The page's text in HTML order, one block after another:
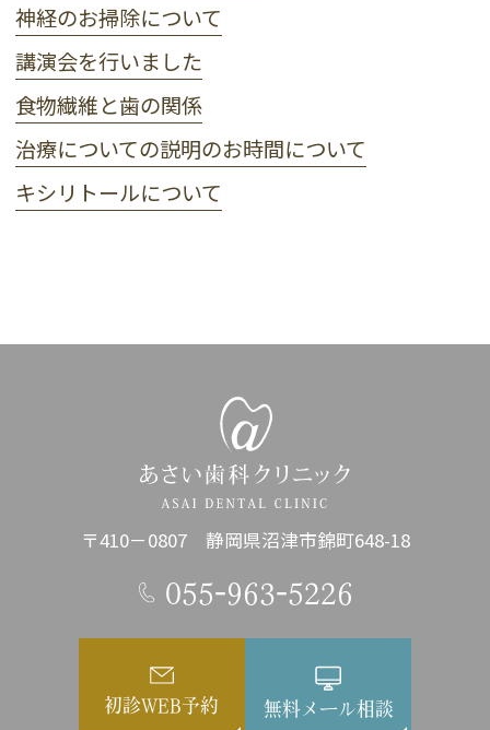
神経のお掃除について
講演会を行いました
食物繊維と歯の関係
治療についての説明のお時間について
キシリトールについて
〒410－0807 静岡県沼津市錦町648-18
055-963-5226
初診WEB予約 無料メール相談